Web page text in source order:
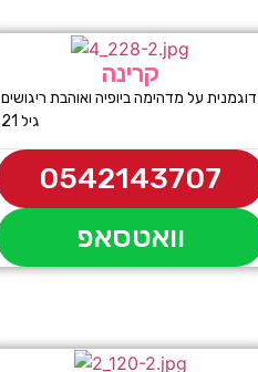
קרינה
דוגמנית על מדהימה ביופיה ואוהבת ריגושים
גיל 21
0542143707
וואטסאפ